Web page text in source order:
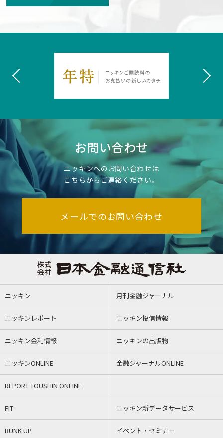
お問い合わせ
ニッキンへのお問い合わせは
こちらからご連絡ください。
メールでのお問い合わせ
ニッキン 月刊金融ジャーナル
ニッキンレポート ニッキン投信情報
ニッキン金利情報 ニッキンの出版物
ニッキンONLINE 金融ジャーナルONLINE
REPORT TOUSHIN ONLINE
FIT ニッキン新データサービス
BUNK UP イベント・セミナー